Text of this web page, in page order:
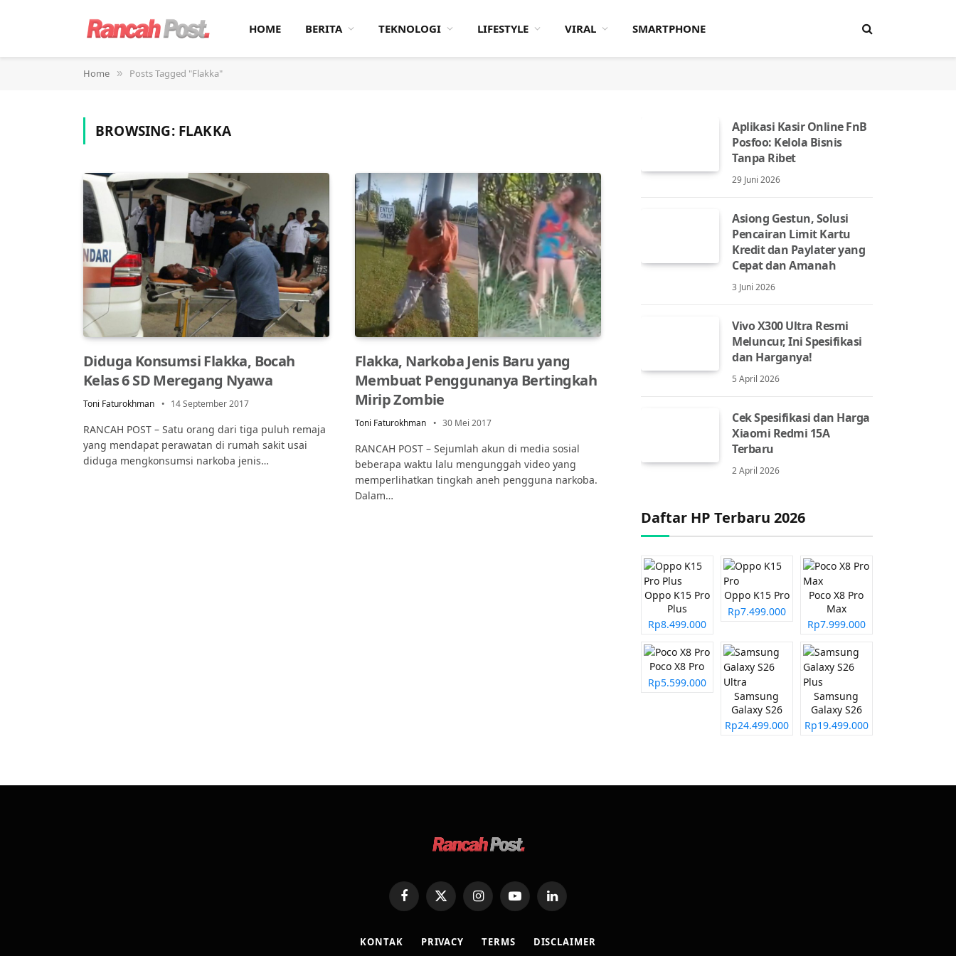
HOME BERITA TEKNOLOGI LIFESTYLE VIRAL SMARTPHONE
Home » Posts Tagged "Flakka"
BROWSING: FLAKKA
Diduga Konsumsi Flakka, Bocah
Kelas 6 SD Meregang Nyawa
Toni Faturokhman 14 September 2017
RANCAH POST – Satu orang dari tiga puluh remaja
yang mendapat perawatan di rumah sakit usai
diduga mengkonsumsi narkoba jenis…
Flakka, Narkoba Jenis Baru yang
Membuat Penggunanya Bertingkah
Mirip Zombie
Toni Faturokhman 30 Mei 2017
RANCAH POST – Sejumlah akun di media sosial
beberapa waktu lalu mengunggah video yang
memperlihatkan tingkah aneh pengguna narkoba.
Dalam…
Aplikasi Kasir Online FnB
Posfoo: Kelola Bisnis
Tanpa Ribet
29 Juni 2026
Asiong Gestun, Solusi
Pencairan Limit Kartu
Kredit dan Paylater yang
Cepat dan Amanah
3 Juni 2026
Vivo X300 Ultra Resmi
Meluncur, Ini Spesifikasi
dan Harganya!
5 April 2026
Cek Spesifikasi dan Harga
Xiaomi Redmi 15A
Terbaru
2 April 2026
Daftar HP Terbaru 2026
Oppo K15 Pro
Plus
Rp8.499.000
Oppo K15 Pro
Rp7.499.000
Poco X8 Pro
Max
Rp7.999.000
Poco X8 Pro
Rp5.599.000
Samsung
Galaxy S26
Ultra
Rp24.499.000
Samsung
Galaxy S26
Plus
Rp19.499.000
FacebookX
(Twitter)
InstagramYouTubeLinkedIn
KONTAK PRIVACY TERMS DISCLAIMER